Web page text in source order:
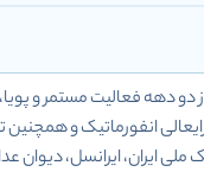
خاص تاسیس گردید، با بیش از دو دهه
انفورماتیک و